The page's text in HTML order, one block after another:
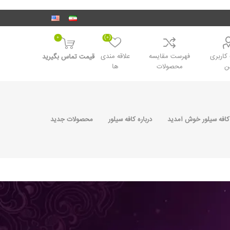
فهرست مقایسه
محصولات
علاقه مندی
ها
(0)
0
قیمت تماس بگیرید
سیلور خوش آمدید درباره کافه سیلور محصولات جدید